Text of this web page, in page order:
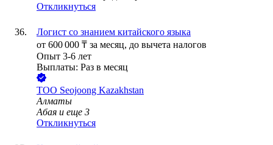
Откликнуться
Логист со знанием китайского языка
от 600 000 ₸ за месяц, до вычета налогов
Опыт 3-6 лет
Выплаты: Раз в месяц
ТОО Seojoong Kazakhstan
Алматы
Абая и еще 3
Откликнуться